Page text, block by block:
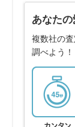
あなたの
複数社の
調べよう！